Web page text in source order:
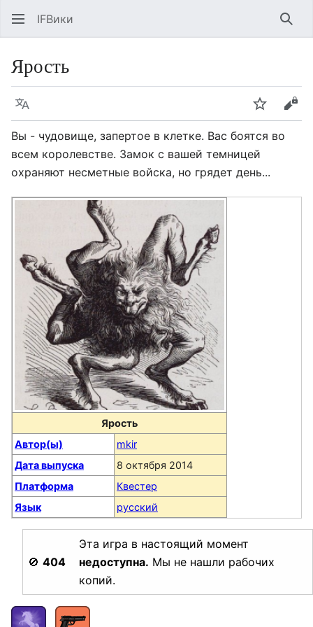
IFВики
Ярость
Язык Следить
Вы - чудовище, запертое в клетке. Вас боятся во
всем королевстве. Замок с вашей темницей
охраняют несметные войска, но грядет день...
Ярость
Автор(ы)
mkir
Дата выпуска
8 октября 2014
Платформа
Квестер
Язык
русский
🚫 404
Эта игра в настоящий момент
недоступна. Мы не нашли рабочих
копий.